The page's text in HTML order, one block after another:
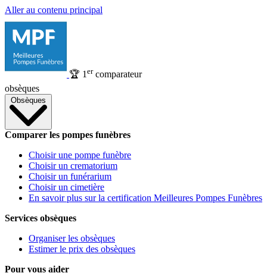
Aller au contenu principal
🏆 1 ercomparateur
obsèques
Obsèques
Comparer les pompes funèbres
Choisir une pompe funèbre
Choisir un crematorium
Choisir un funérarium
Choisir un cimetière
En savoir plus sur la certification Meilleures Pompes Funèbres
Services obsèques
Organiser les obsèques
Estimer le prix des obsèques
Pour vous aider